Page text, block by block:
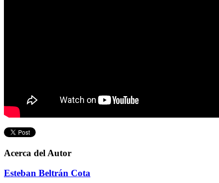
Acerca del Autor
Esteban Beltrán Cota